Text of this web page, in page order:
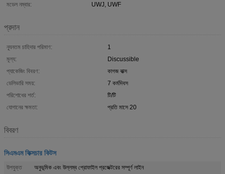
মডেল নম্বার:
UWJ, UWF
প্রদান
ন্যূনতম চাহিদার পরিমাণ:
1
মূল্য:
Discussible
প্যাকেজিং বিবরণ:
কাগজ বাক্স
ডেলিভারি সময়:
7 কর্মদিবস
পরিশোধের শর্ত:
টি/টি
যোগানের ক্ষমতা:
প্রতি মাসে 20
বিবরণ
সিএমএম ফিক্সচার কিটস
উপযুক্ত
অনুভূমিক এবং উল্লম্ব প্রোফাইল প্রজেক্টরের সম্পূর্ণ লাইন